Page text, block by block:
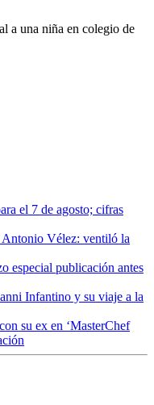
a una niña en colegio de
el 7 de agosto; cifras
Vélez: ventiló la
especial publicación antes
Infantino y su viaje a la
su ex en ‘MasterChef